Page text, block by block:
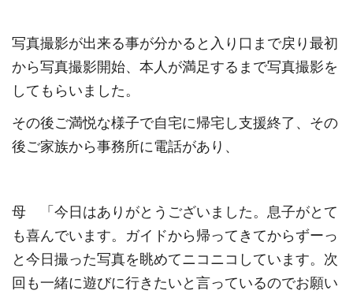
写真撮影が出来る事が分かると入り口まで戻り最初
から写真撮影開始、本人が満足するまで写真撮影を
してもらいました。
その後ご満悦な様子で自宅に帰宅し支援終了、その
後ご家族から事務所に電話があり、
母 「今日はありがとうございました。息子がとて
も喜んでいます。ガイドから帰ってきてからずーっ
と今日撮った写真を眺めてニコニコしています。次
回も一緒に遊びに行きたいと言っているのでお願い